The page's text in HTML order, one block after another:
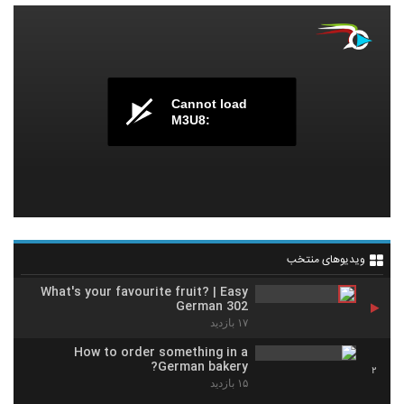
Cannot load
M3U8:
ویدیوهای منتخب
What's your favourite fruit? | Easy
German 302
۱۷ بازدید
2
How to order something in a
German bakery?
۱۵ بازدید